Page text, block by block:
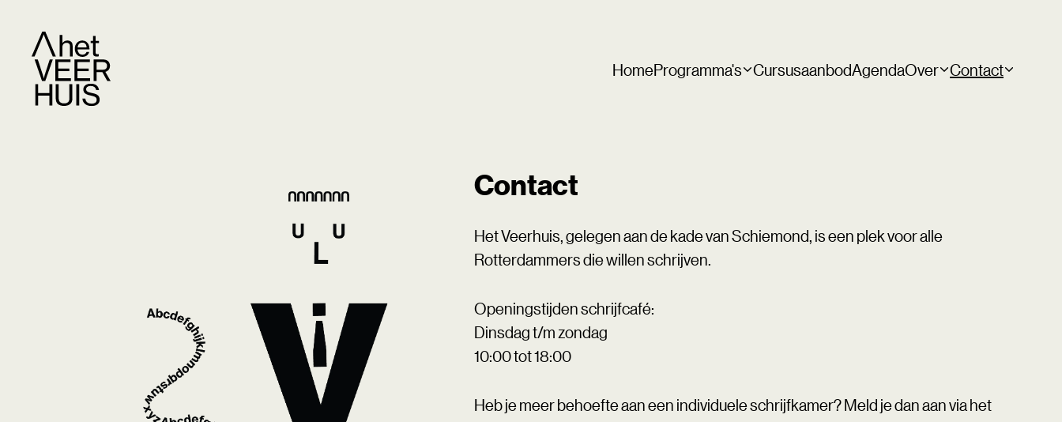
HomeProgramma's CursusaanbodAgendaOver Contact
Contact
Het Veerhuis, gelegen aan de kade van Schiemond, is een plek voor alle
Rotterdammers die willen schrijven.
Openingstijden schrijfcafé:
Dinsdag t/m zondag
10:00 tot 18:00
Heb je meer behoefte aan een individuele schrijfkamer? Meld je dan aan via het